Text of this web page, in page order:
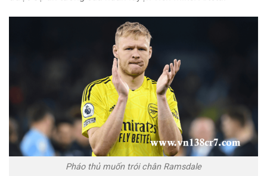
Pháo thủ muốn trói chân Ramsdale